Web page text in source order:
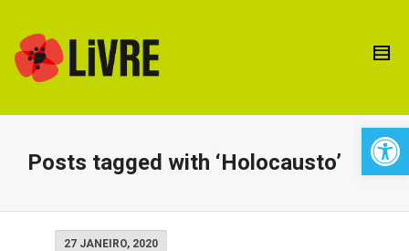
Posts tagged with ‘Holocausto’
27 JANEIRO, 2020